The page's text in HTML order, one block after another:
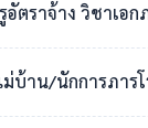
ตราจ้าง วิชาเอ
บ้าน/นักการภารโ